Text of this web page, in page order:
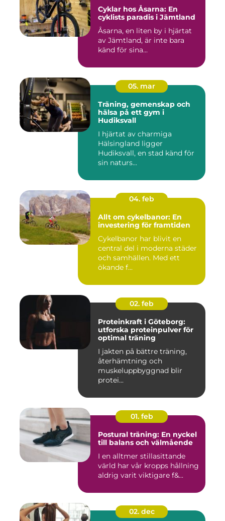
Cyklar hos Åsarna: En
cyklists paradis i Jämtland
Åsarna, en liten by i hjärtat
av Jämtland, är inte bara
känd för sina...
05. mar
Träning, gemenskap och
hälsa på ett gym i
Hudiksvall
I hjärtat av charmiga
Hälsingland ligger
Hudiksvall, en stad känd för
sin naturs...
04. feb
Allt om cykelbanor: En
investering för framtiden
Cykelbanor har blivit en
central del i moderna städer
och samhällen. Med ett
ökande f...
02. feb
Proteinkraft i Göteborg:
utforska proteinpulver för
optimal träning
I jakten på bättre träning,
återhämtning och
muskeluppbyggnad blir
protei...
01. feb
Postural träning: En nyckel
till balans och välmående
I en alltmer stillasittande
värld har vår kropps hållning
aldrig varit viktigare f&...
02. dec